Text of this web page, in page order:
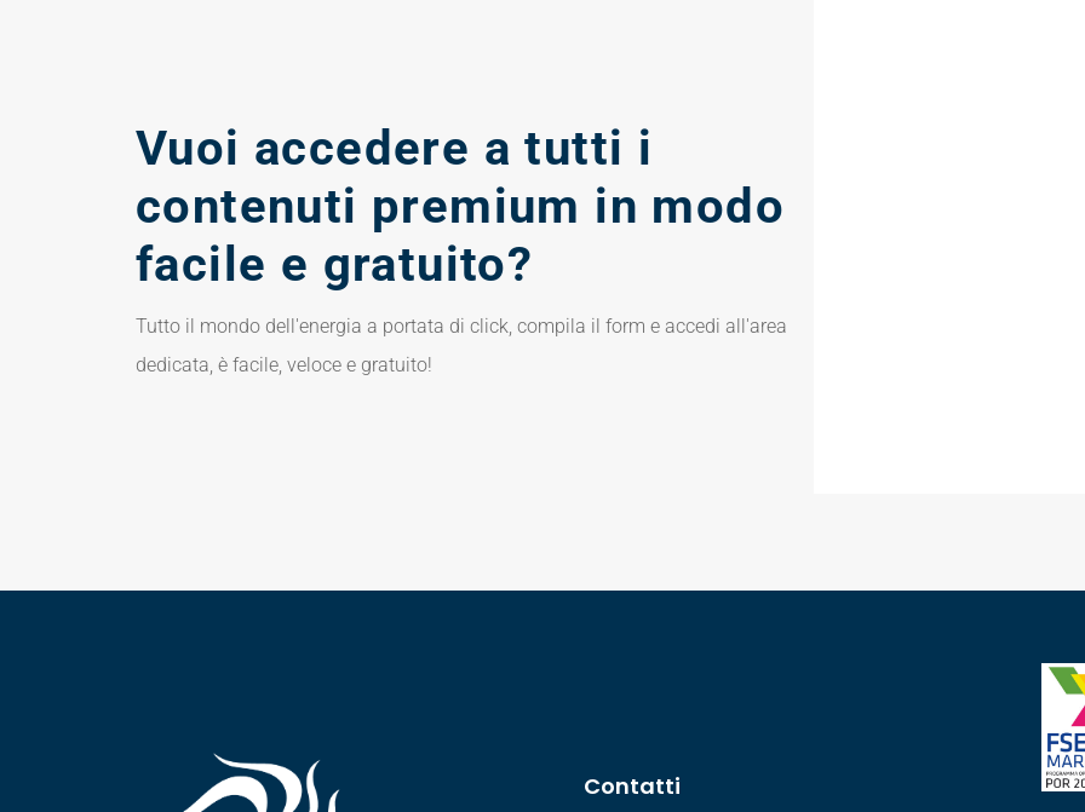
Vuoi accedere a tutti i
contenuti premium in modo
facile e gratuito?
Tutto il mondo dell'energia a portata di click, compila il form e accedi all'area
dedicata, è facile, veloce e gratuito!
Contatti